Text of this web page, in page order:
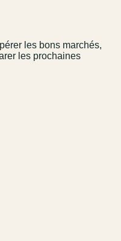
les bons marchés,
les prochaines